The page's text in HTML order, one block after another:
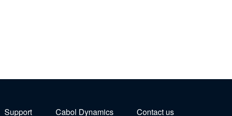
Support Cabol Dynamics Contact us